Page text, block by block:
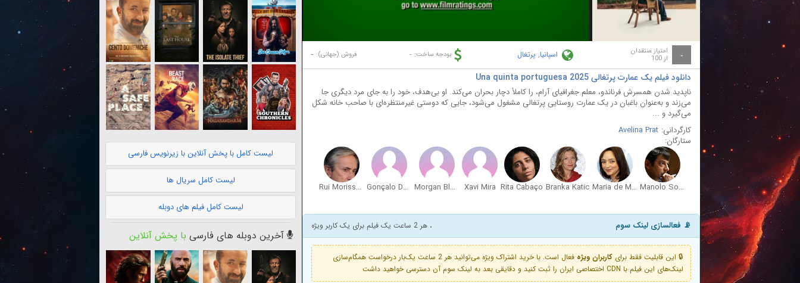
Video
- امتیاز منتقدان
از 100 اسپانیا, پرتغال بودجه ساخت: - فروش (جهانی): -
دانلود فیلم یک عمارت پرتغالی Una quinta portuguesa 2025
ناپدید شدن همسرش فرناندو، معلم جغرافیای آرام، را کاملاً دچار بحران می‌کند. او بی‌هدف، خود را به جای مرد دیگری جا
می‌زند و به‌عنوان باغبان در یک عمارت روستایی پرتغالی مشغول می‌شود، جایی که دوستی غیرمنتظره‌ای با صاحب خانه شکل
می‌گیرد و ...
کارگردانی: Avelina Prat
ستارگان:
Manolo Solo
Maria de Medeiros
Branka Katic
Rita Cabaço
Xavi Mira
Morgan Blasco
Gonçalo Dantas
Rui Morisson
📡 فعالسازی لینک سوم ، هر 2 ساعت یک فیلم برای یک کاربر ویژه
🔒 این قابلیت فقط برای کاربران ویژه
فعال است. با خرید اشتراک ویژه می‌توانید هر 2 ساعت یک‌بار درخواست همگام‌سازی
لینک‌های این فیلم با CDN اختصاصی ایران را ثبت کنید و دقایقی بعد به لینک سوم آن دسترسی خواهید داشت
لیست کامل با پخش آنلاین با زیرنویس فارسی
لیست کامل سریال ها
لیست کامل فیلم های دوبله
آخرین دوبله های فارسی با پخش آنلاین